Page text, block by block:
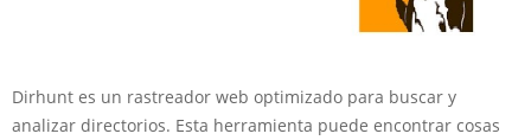
Dirhunt es un rastreador web optimizado para buscar y
analizar directorios. Esta herramienta puede encontrar cosas